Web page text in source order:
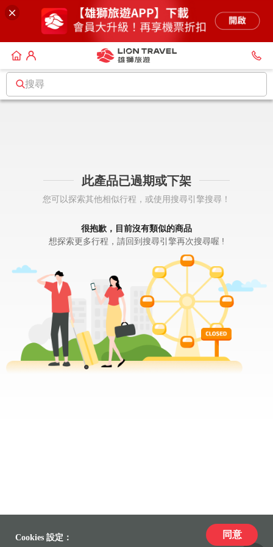
搜尋
此產品已過期或下架
您可以探索其他相似行程，或使用搜尋引擎搜尋！
很抱歉，目前沒有類似的商品
想探索更多行程，請回到搜尋引擎再次搜尋喔 !
Cookies 設定： 同意